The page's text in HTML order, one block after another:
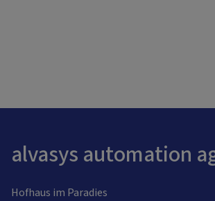
alvasys automation
Hofhaus im Paradies